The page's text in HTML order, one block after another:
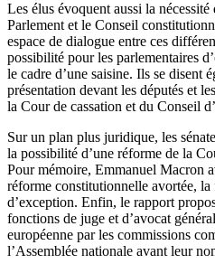
Les élus évoquent aussi la
Parlement et le Conseil
espace de dialogue entre ces
possibilité pour les parlementaires
le cadre d’une saisine. Ils se disent
présentation devant les députés et
la Cour de cassation et du Conseil
Sur un plan plus juridique, les
la possibilité d’une réforme de la
Pour mémoire, Emmanuel Macron
réforme constitutionnelle avortée,
d’exception. Enfin, le rapport
fonctions de juge et d’avocat
européenne par les commissions
l’Assemblée nationale avant leur